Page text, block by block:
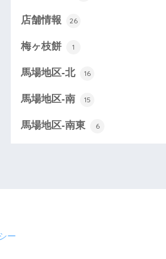
店舗情報 26
梅ヶ枝餅 1
馬場地区-北 16
馬場地区-南 15
馬場地区-南東 6
ー